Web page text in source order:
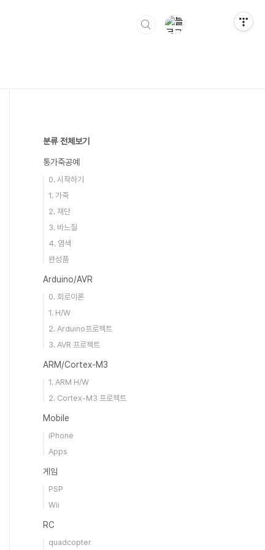
분류 전체보기
통가죽공예
0. 시작하기
1. 가죽
2. 재단
3. 바느질
4. 염색
완성품
Arduino/AVR
0. 회로이론
1. H/W
2. Arduino프로젝트
3. AVR 프로젝트
ARM/Cortex-M3
1. ARM H/W
2. Cortex-M3 프로젝트
Mobile
iPhone
Apps
게임
PSP
Wii
RC
quadcopter